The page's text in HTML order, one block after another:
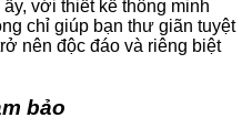
với thiết kế thông minh
chỉ giúp bạn thư giãn tuyệt
nên độc đáo và riêng biệt
bảo